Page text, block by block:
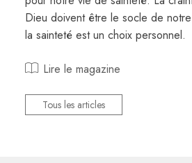
Dieu doivent être le socle de
la sainteté est un choix personnel.
Lire le magazine
Tous les articles